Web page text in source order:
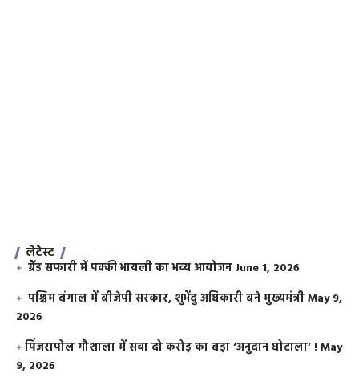
लेटेस्ट
ग्रैंड सफारी में पक्की भायली का भव्य आयोजन June 1, 2026
पश्चिम बंगाल में बीजेपी सरकार, शुभेंदु अधिकारी बने मुख्यमंत्रीMay 9,
2026
​पिंजरापोल गौशाला में सवा दो करोड़ का बड़ा ‘अनुदान घोटाला’ !May
9, 2026